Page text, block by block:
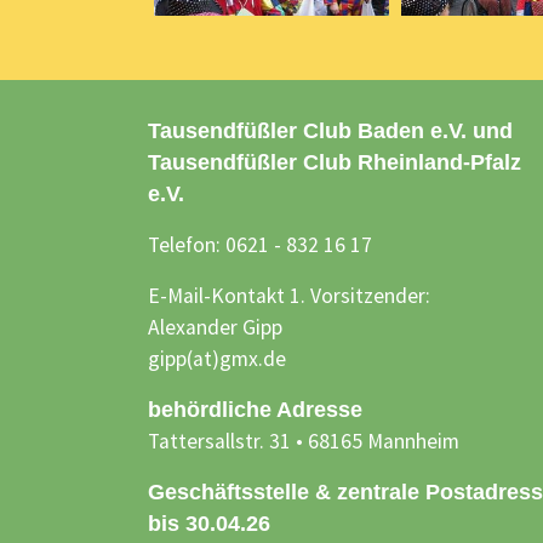
Tausendfüßler Club Baden e.V. und
Tausendfüßler Club Rheinland-Pfalz
e.V.
Telefon: 0621 - 832 16 17
E-Mail-Kontakt 1. Vorsitzender:
Alexander Gipp
gipp(at)gmx.de
behördliche Adresse
Tattersallstr. 31 • 68165 Mannheim
Geschäftsstelle & zentrale
bis 30.04.26